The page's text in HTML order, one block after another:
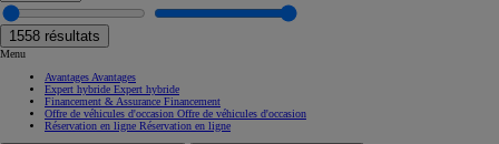
1558 résultats
Menu
Avantages Avantages
Expert hybride Expert hybride
Financement & Assurance Financement
Offre de véhicules d'occasion Offre de véhicules d'occasion
Réservation en ligne Réservation en ligne